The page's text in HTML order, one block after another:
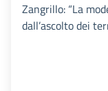
Zangrillo: “La
dall’ascolto dei